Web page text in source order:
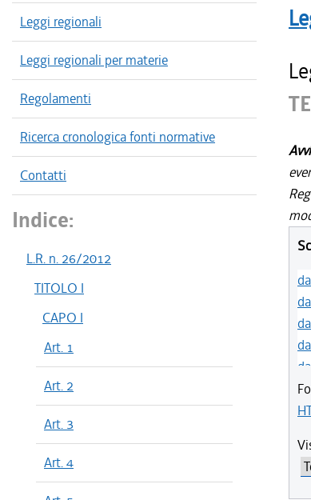
Leggi regionali
Leggi regionali per materie
Regolamenti
Ricerca cronologica fonti normative
Contatti
Indice:
L.R. n. 26/2012
TITOLO I
CAPO I
Art. 1
Art. 2
Art. 3
Art. 4